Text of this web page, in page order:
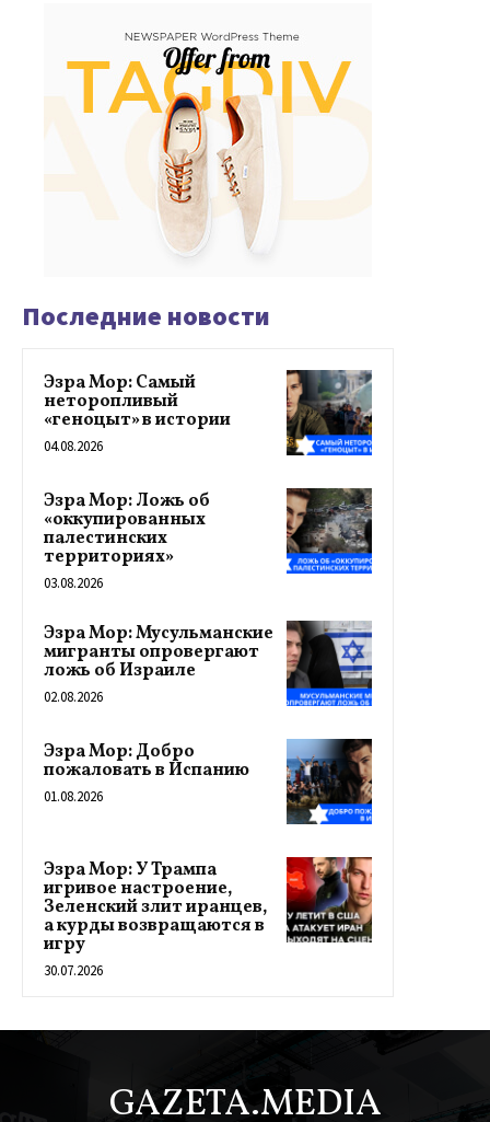
Последние новости
Эзра Мор: Самый
неторопливый
«геноцыт» в истории
04.08.2026
Эзра Мор: Ложь об
«оккупированных
палестинских
территориях»
03.08.2026
Эзра Мор: Мусульманские
мигранты опровергают
ложь об Израиле
02.08.2026
Эзра Мор: Добро
пожаловать в Испанию
01.08.2026
Эзра Мор: У Трампа
игривое настроение,
Зеленский злит иранцев,
а курды возвращаются в
игру
30.07.2026
GAZETA.MEDIA